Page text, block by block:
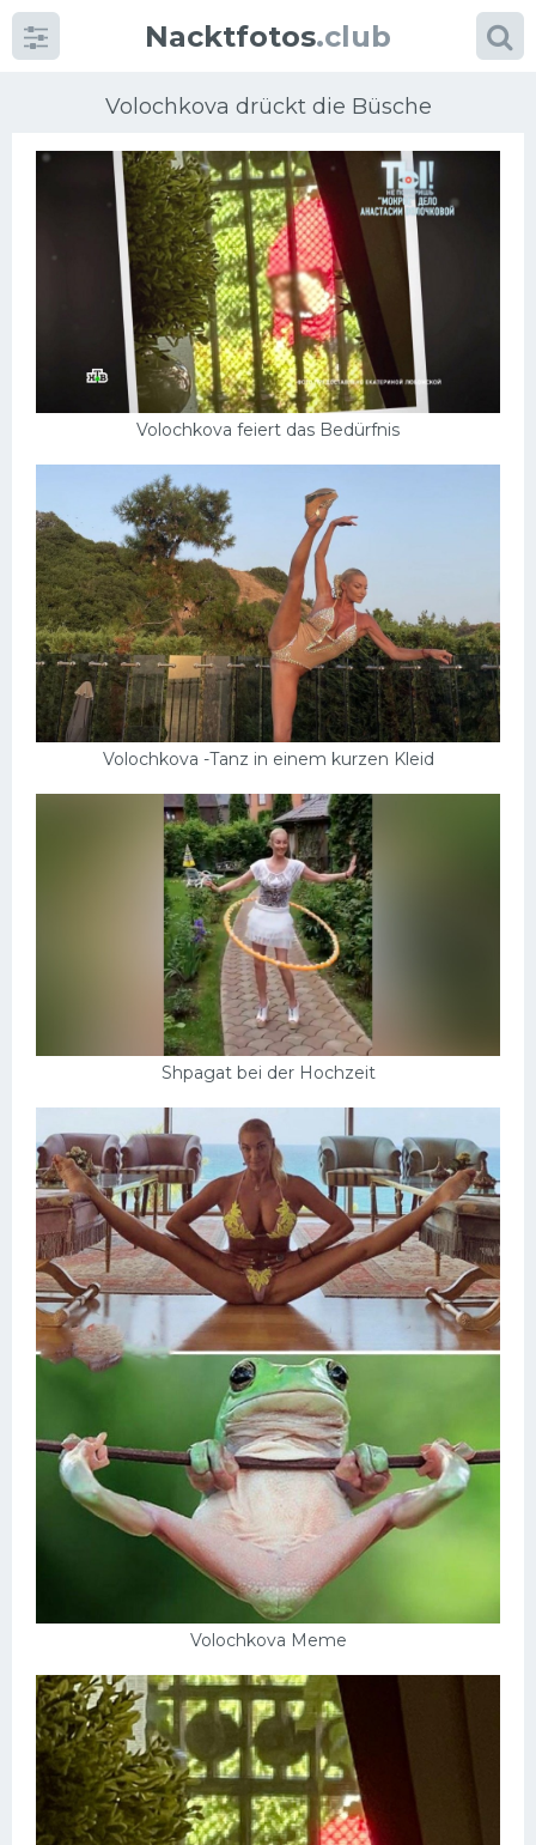
Nacktfotos.club
Volochkova drückt die Büsche
Volochkova feiert das Bedürfnis
Volochkova -Tanz in einem kurzen Kleid
Shpagat bei der Hochzeit
Volochkova Meme
Kategorienfoto
Große Brüste
Reife Frauen
Schlampen
Anal
Russisch
Gruppen
Hardcore
Großer Schwanz
Nackte Mädchen